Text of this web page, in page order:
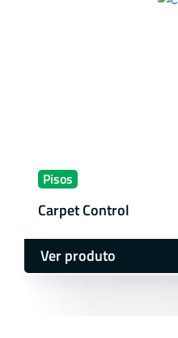
Pisos
Carpet Control
Ver produto